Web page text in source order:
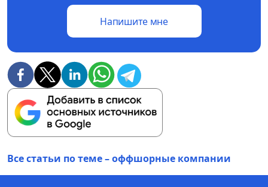
Напишите мне
Все статьи по теме – оффшорные компании